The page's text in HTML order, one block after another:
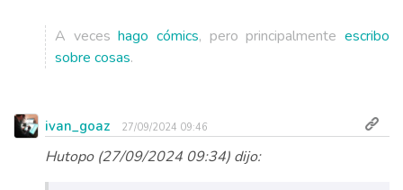
A veceshago cómics, pero principalmenteescribo
sobre cosas.
ivan_goaz 27/09/2024 09:46
Hutopo (27/09/2024 09:34) dijo: